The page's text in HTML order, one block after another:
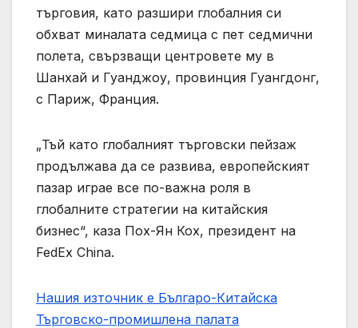
търговия, като разшири глобалния си
обхват миналата седмица с пет седмични
полета, свързващи центровете му в
Шанхай и Гуанджоу, провинция Гуангдонг,
с Париж, Франция.
„Тъй като глобалният търговски пейзаж
продължава да се развива, европейският
пазар играе все по-важна роля в
глобалните стратегии на китайския
бизнес“, каза Пох-Ян Кох, президент на
FedEx China.
Нашия източник е Българо-Китайска
Търговско-промишлена палaта